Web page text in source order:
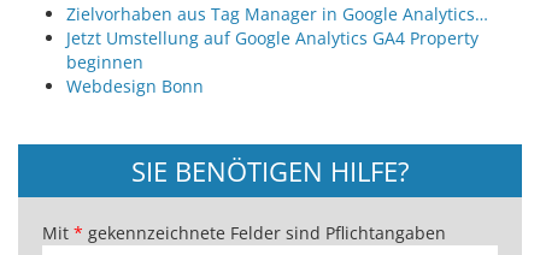
Zielvorhaben aus Tag Manager in Google Analytics…
Jetzt Umstellung auf Google Analytics GA4 Property
beginnen
Webdesign Bonn
SIE BENÖTIGEN HILFE?
Mit * gekennzeichnete Felder sind Pflichtangaben